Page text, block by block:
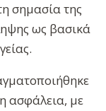
σημασία της
ως βασικά
ασφάλεια, με